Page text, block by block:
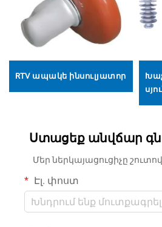
RTV ապակե ինսուլյատոր
Ստացեք անվճար
Մեր ներկայացուցիչը
Էլ. փոստ